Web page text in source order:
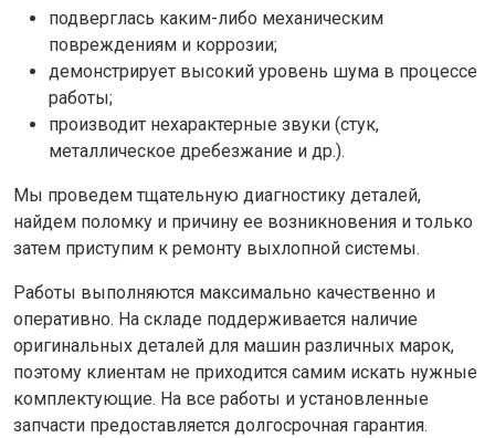
подверглась каким-либо механическим
повреждениям и коррозии;
демонстрирует высокий уровень шума в процессе
работы;
производит нехарактерные звуки (стук,
металлическое дребезжание и др.).
Мы проведем тщательную диагностику деталей,
найдем поломку и причину ее возникновения и только
затем приступим к ремонту выхлопной системы.
Работы выполняются максимально качественно и
оперативно. На складе поддерживается наличие
оригинальных деталей для машин различных марок,
поэтому клиентам не приходится самим искать нужные
комплектующие. На все работы и установленные
запчасти предоставляется долгосрочная гарантия.